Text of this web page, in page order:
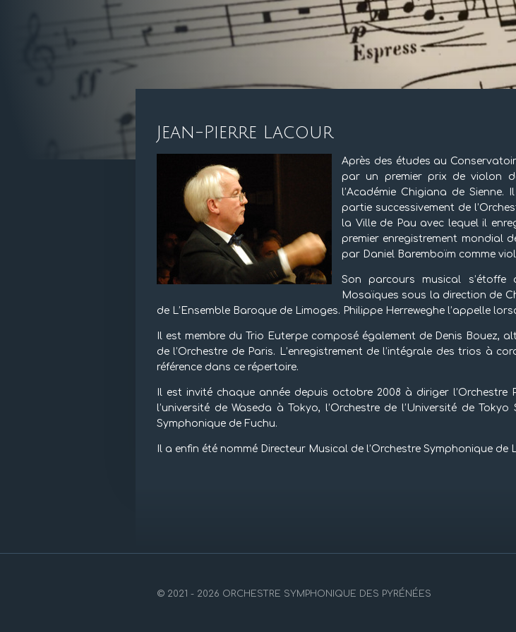
Jean-Pierre Lacour
Après des études au
par un premier prix de violon
l’Académie Chigiana de
partie successivement de
la Ville de Pau avec lequel il
premier enregistrement mondial
par Daniel Baremboïm comme
Son parcours musical
Mosaïques sous la direction de
de L’Ensemble Baroque de Limoges. Philippe Herreweghe l’appelle
Il est membre du Trio Euterpe composé également de Denis Bouez,
de l’Orchestre de Paris. L’enregistrement de l’intégrale des trios à
référence dans ce répertoire.
Il est invité chaque année depuis octobre 2008 à diriger
l’université de Waseda à Tokyo, l’Orchestre de l’Université de
Symphonique de Fuchu.
Il a enfin été nommé Directeur Musical de l’Orchestre Symphonique de
© 2021 - 2026 ORCHESTRE SYMPHONIQUE DES PYRÉNÉES